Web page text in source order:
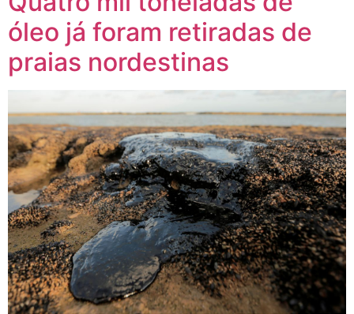
óleo já foram retiradas de
praias nordestinas